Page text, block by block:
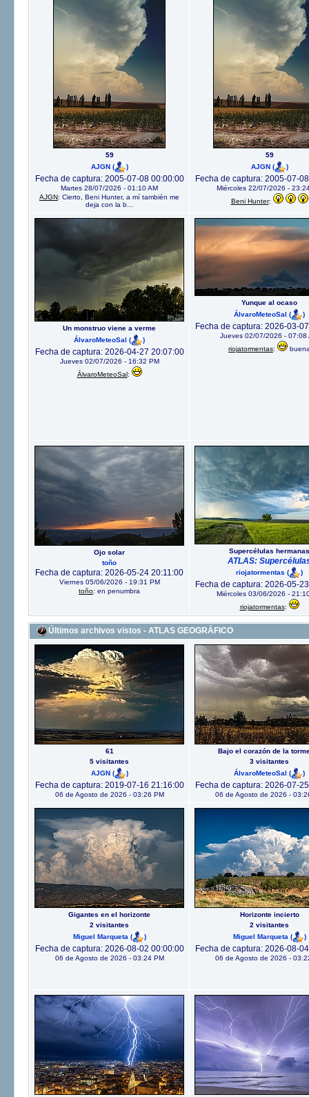
59
AJGN( )
Fecha de captura: 2005-07-08 00:00:00
Martes 28/07/2026 - 01:10 AM
AJGN: Cierto, Beni Hunter, a mí también me
deja con la b...
59
AJGN( )
Fecha de captura: 2005-07-
Miércoles 22/07/2026 -
Beni Hunter:
Un monstruo viene a verme
ÁlvaroMeteoSal ( )
Fecha de captura: 2026-04-27 20:07:00
Jueves 02/07/2026 - 16:32 PM
ÁlvaroMeteoSal:
Yunque al ocaso
ÁlvaroMeteoSal ( )
Fecha de captura: 2026-03-
Jueves 02/07/2026 - 07:08
riojatormentas:
Ojo solar
toño
Fecha de captura: 2026-05-24 20:11:00
Viernes 05/06/2026 - 19:31 PM
toño: en penumbra
Supercélulas hermanas
ATLAS:
riojatormentas ( )
Fecha de captura: 2026-05-
Miércoles 03/06/2026 -
riojatormentas:
Últimos archivos vistos - ATLAS GEOGRÁFICO
61
5 visitantes
AJGN( )
Fecha de captura: 2019-07-16 21:16:00
06 de Agosto de 2026 - 03:26 PM
Bajo el corazón de la
3 visitantes
ÁlvaroMeteoSal ( )
Fecha de captura: 2026-07-
06 de Agosto de 2026 -
Gigantes en el horizonte
2 visitantes
Miguel Marqueta ( )
Fecha de captura: 2026-08-02 00:00:00
06 de Agosto de 2026 - 03:24 PM
Horizonte incierto
2 visitantes
Miguel Marqueta ( )
Fecha de captura: 2026-08-
06 de Agosto de 2026 -